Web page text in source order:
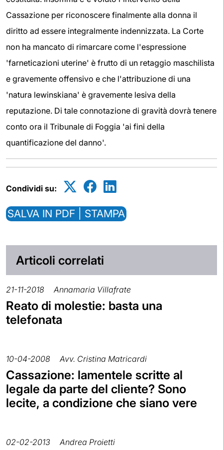
Cassazione per riconoscere finalmente alla donna il
diritto ad essere integralmente indennizzata. La Corte
non ha mancato di rimarcare come l'espressione
'farneticazioni uterine' è frutto di un retaggio maschilista
e gravemente offensivo e che l'attribuzione di una
'natura lewinskiana' è gravemente lesiva della
reputazione. Di tale connotazione di gravità dovrà tenere
conto ora il Tribunale di Foggia 'ai fini della
quantificazione del danno'.
Condividi su:
SALVA IN PDF | STAMPA
Articoli correlati
21-11-2018 Annamaria Villafrate
Reato di molestie: basta una
telefonata
10-04-2008 Avv. Cristina Matricardi
Cassazione: lamentele scritte al
legale da parte del cliente? Sono
lecite, a condizione che siano vere
02-02-2013 Andrea Proietti